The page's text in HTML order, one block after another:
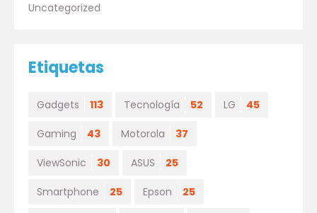
Uncategorized
Etiquetas
Gadgets 113 Tecnología 52 LG 45
Gaming 43 Motorola 37
ViewSonic 30 ASUS 25
Smartphone 25 Epson 25